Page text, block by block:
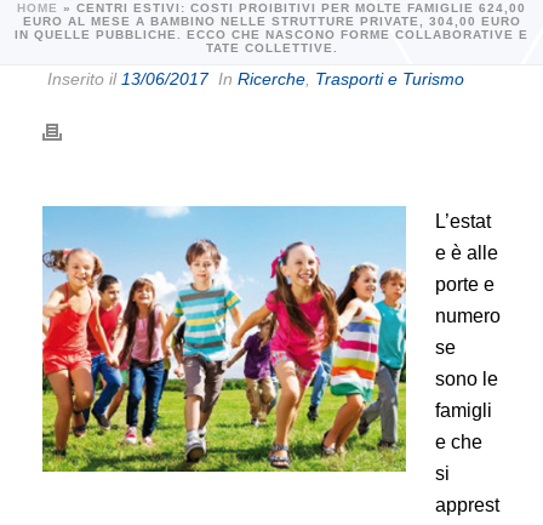
HOME » CENTRI ESTIVI: COSTI PROIBITIVI PER MOLTE FAMIGLIE 624,00
EURO AL MESE A BAMBINO NELLE STRUTTURE PRIVATE, 304,00 EURO
IN QUELLE PUBBLICHE. ECCO CHE NASCONO FORME COLLABORATIVE E
TATE COLLETTIVE.
Inserito il 13/06/2017 In Ricerche Trasporti e Turismo
L’estat
e è alle
porte e
numero
se
sono le
famigli
e che
si
apprest